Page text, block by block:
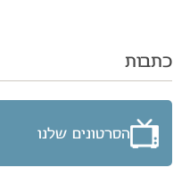
כתבות
הסרטונים שלנו